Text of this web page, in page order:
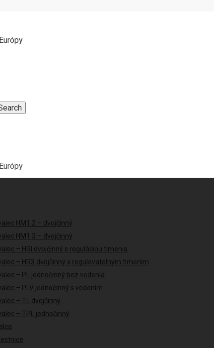
HM1.2 – dvojčinný
HM1.3 – dvojčinný
– HRI dvojčinný s reguláciou tlmenia
– HR3 dvojčinný s regulovatelným tlmením
– PL jednočinný bez vedenia
– PLV jednočinný s vedením
– TL dvojčinný
– TPL jednočinný